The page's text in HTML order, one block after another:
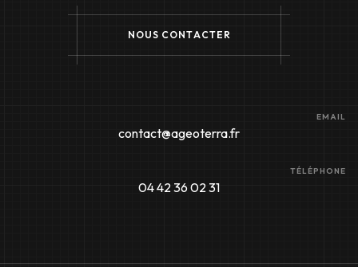
N OUS CONTACTE R
EMAIL
contact@ageoterra.fr
TÉLÉPHONE
04 42 36 02 31